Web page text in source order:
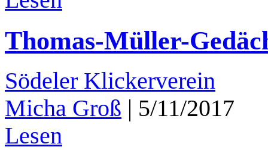
Thomas-Müller-
Södeler Klickerverein
Micha Groß | 5/11/2017
Lesen